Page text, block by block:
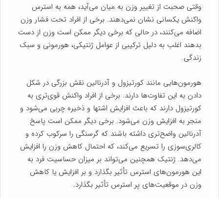
وقتی صحبت از تغییر وزن به میان می‌آید، همه به استرس
واکنش یکسانی نشان نمی‌دهند. برخی از افراد تحت فشار وزن
اضافه می‌کنند، در حالی که برخی دیگر ممکن است وزن از دست
بدهند اغلب به دلیل ترکیبی از عوامل ژنتیکی، هورمونی و سبک
زندگی.
هورمون‌هایی مانند کورتیزول و آدرنالین نقش بزرگی در شکل
دادن به این تفاوت‌ها دارند. برخی از افراد واکنش قوی‌تری به
کورتیزول دارند که باعث افزایش اشتها و ذخیره چربی می‌شود و
منجر به افزایش وزن می‌شود. برخی دیگر ممکن است پاسخ
آدرنالین واضح‌تری داشته باشند که گرسنگی را سرکوب کرده و
کالری‌سوزی را تسریع می‌کند، که احتمال کاهش وزن را افزایش
می‌دهد. ژنتیک همچنین می‌تواند بر میزان حساسیت فرد به
این هورمون‌های استرس تأثیر بگذارد و بر افزایش یا کاهش
وزن در موقعیت‌های پر استرس تأثیر بگذارد.